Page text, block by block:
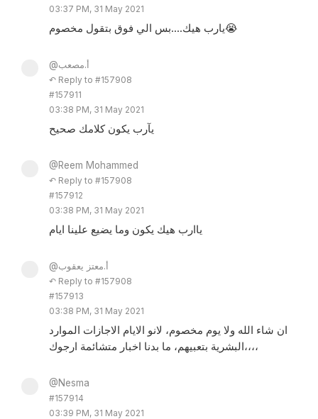
03:37 PM, 31 May 2021
يارب هيك....بس الي فوق بتقول مخصوم😭
@أ.مصعب
↶ Reply to #157908
#157911
03:38 PM, 31 May 2021
يآرب يكون كلامك صحيح
@Reem Mohammed
↶ Reply to #157908
#157912
03:38 PM, 31 May 2021
ياارب هيك يكون وما يضيع علينا ايام
@أ.معتز يعقوب
↶ Reply to #157908
#157913
03:38 PM, 31 May 2021
ان شاء الله ولا يوم مخصوم، لانو الايام الاجازات الموارد
البشرية بتعبيهم، ما بدنا اخبار متشائمة ارجوك،،،،
@Nesma
#157914
03:39 PM, 31 May 2021